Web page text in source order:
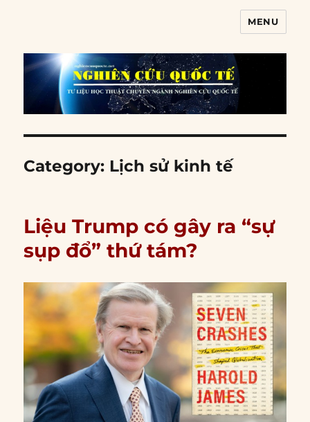
MENU
Category: Lịch sử kinh tế
Liệu Trump có gây ra “sự
sụp đổ” thứ tám?